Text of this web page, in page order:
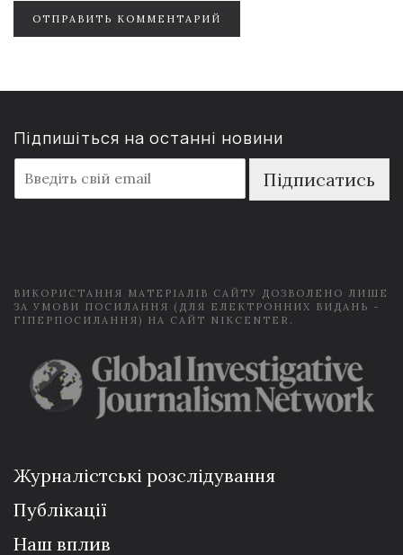
ОТПРАВИТЬ КОММЕНТАРИЙ
Підпишіться на останні новини
m
a
Підписатись
ВИКОРИСТАННЯ МАТЕРІАЛІВ САЙТУ ДОЗВОЛЕНО ЛИШЕ
ЗА УМОВИ ПОСИЛАННЯ (ДЛЯ ЕЛЕКТРОННИХ ВИДАНЬ -
ГІПЕРПОСИЛАННЯ) НА САЙТ NIKCENTER.
Журналістські розслідування
Публікації
Наш вплив